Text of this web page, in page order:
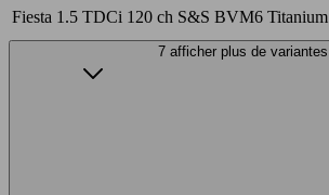
Fiesta 1.5 TDCi 120 ch S&S BVM6 Titanium
7 afficher plus de variantes